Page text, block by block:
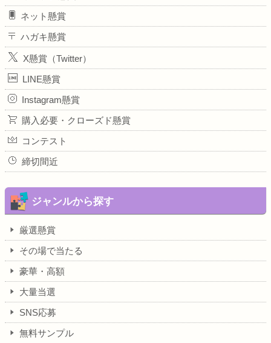
ネット懸賞
ハガキ懸賞
X懸賞（Twitter）
LINE懸賞
Instagram懸賞
購入必要・クローズド懸賞
コンテスト
締切間近
ジャンルから探す
厳選懸賞
その場で当たる
豪華・高額
大量当選
SNS応募
無料サンプル